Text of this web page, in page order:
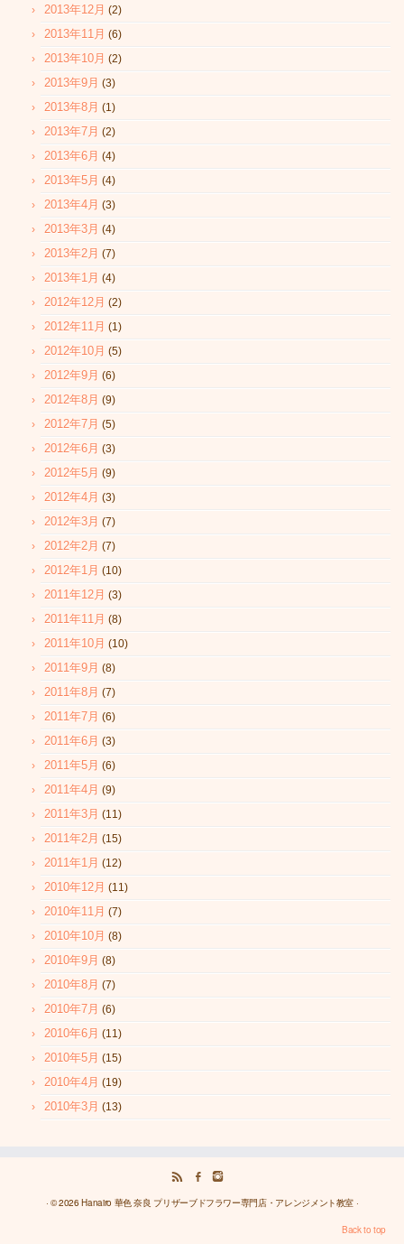
2013年12月 (2)
2013年11月 (6)
2013年10月 (2)
2013年9月 (3)
2013年8月 (1)
2013年7月 (2)
2013年6月 (4)
2013年5月 (4)
2013年4月 (3)
2013年3月 (4)
2013年2月 (7)
2013年1月 (4)
2012年12月 (2)
2012年11月 (1)
2012年10月 (5)
2012年9月 (6)
2012年8月 (9)
2012年7月 (5)
2012年6月 (3)
2012年5月 (9)
2012年4月 (3)
2012年3月 (7)
2012年2月 (7)
2012年1月 (10)
2011年12月 (3)
2011年11月 (8)
2011年10月 (10)
2011年9月 (8)
2011年8月 (7)
2011年7月 (6)
2011年6月 (3)
2011年5月 (6)
2011年4月 (9)
2011年3月 (11)
2011年2月 (15)
2011年1月 (12)
2010年12月 (11)
2010年11月 (7)
2010年10月 (8)
2010年9月 (8)
2010年8月 (7)
2010年7月 (6)
2010年6月 (11)
2010年5月 (15)
2010年4月 (19)
2010年3月 (13)
· © 2026Hanairo 華色 奈良 プリザーブドフラワー専門店・アレンジメント教室 ·
Back to top